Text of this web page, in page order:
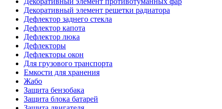
Декоративный элемент решетки радиатора
Дефлектор заднего стекла
Дефлектор капота
Дефлектор люка
Дефлекторы
Дефлекторы окон
Для грузового транспорта
Емкости для хранения
Жабо
Защита бензобака
Защита блока батарей